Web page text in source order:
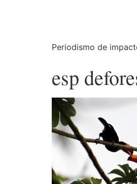
Periodismo de
esp